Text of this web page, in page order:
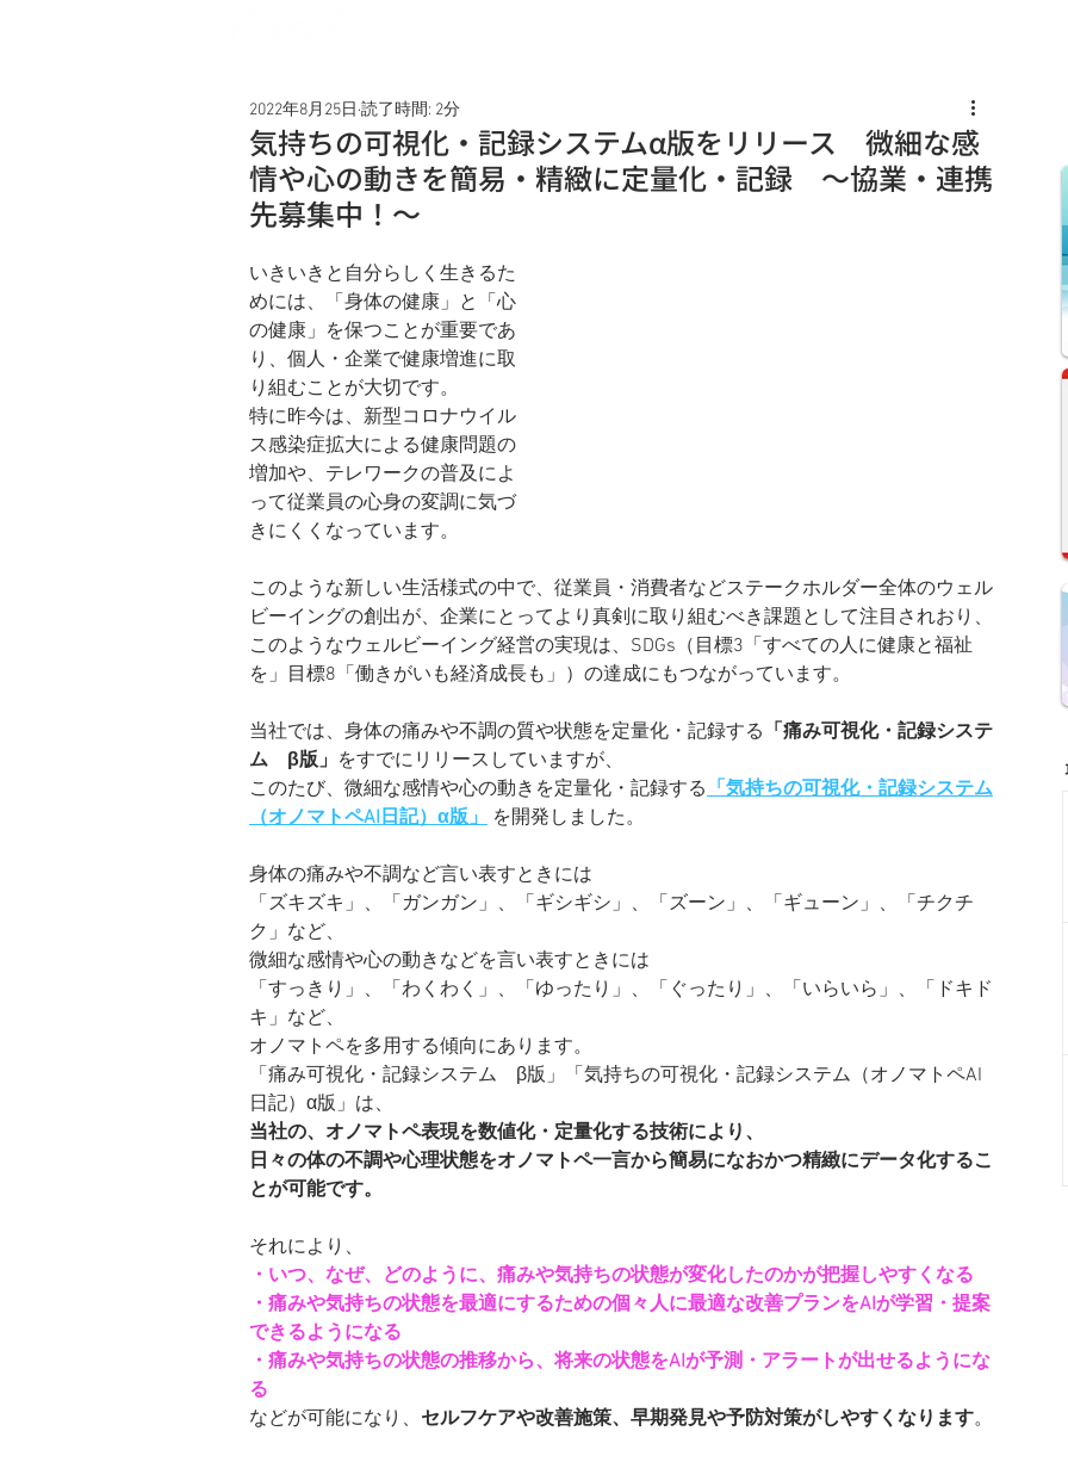
気持ちの可視化・記録システムα版をリリース 微細な感
情や心の動きを簡易・精緻に定量化・記録 ～協業・連携
先募集中！～
2022年8月25日 読了時間: 2分
いきいきと自分らしく生きるた
めには、「身体の健康」と「心
の健康」を保つことが重要であ
り、個人・企業で健康増進に取
り組むことが大切です。
特に昨今は、新型コロナウイル
ス感染症拡大による健康問題の
増加や、テレワークの普及によ
って従業員の心身の変調に気づ
きにくくなっています。
このような新しい生活様式の中で、従業員・消費者などステークホルダー全体のウェル
ビーイングの創出が、企業にとってより真剣に取り組むべき課題として注目されおり、
このようなウェルビーイング経営の実現は、SDGs（目標3「すべての人に健康と福祉
を」目標8「働きがいも経済成長も」）の達成にもつながっています。
当社では、身体の痛みや不調の質や状態を定量化・記録する 「痛み可視化・記録システ
ム　β版」 をすでにリリースしていますが、
このたび、微細な感情や心の動きを定量化・記録する「気持ちの可視化・記録システム
（オノマトペAI日記）α版」 を開発しました。
身体の痛みや不調など言い表すときには
「ズキズキ」、「ガンガン」、「ギシギシ」、「ズーン」、「ギューン」、「チクチ
ク」など、
微細な感情や心の動きなどを言い表すときには
「すっきり」、「わくわく」、「ゆったり」、「ぐったり」、「いらいら」、「ドキド
キ」など、
オノマトペを多用する傾向にあります。
「痛み可視化・記録システム　β版」「気持ちの可視化・記録システム（オノマトペAI
日記）α版」は、
当社の、オノマトペ表現を数値化・定量化する技術により、
日々の体の不調や心理状態をオノマトペ一言から簡易になおかつ精緻にデータ化するこ
とが可能です。
それにより、
・いつ、なぜ、どのように、痛みや気持ちの状態が変化したのかが把握しやすくなる
・痛みや気持ちの状態を最適にするための個々人に最適な改善プランをAIが学習・提案
できるようになる
・痛みや気持ちの状態の推移から、将来の状態をAIが予測・アラートが出せるようにな
る
などが可能になり、 セルフケアや改善施策、早期発見や予防対策がしやすくなります。